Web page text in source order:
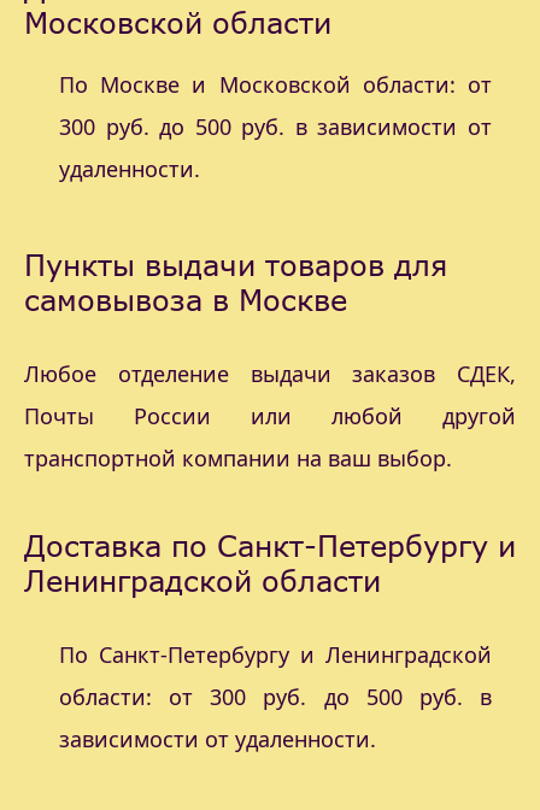
Московской области
По Москве и Московской области: от
300 руб. до 500 руб. в зависимости от
удаленности.
Пункты выдачи товаров для
самовывоза в Москве
Любое отделение выдачи заказов СДЕК,
Почты России или любой другой
транспортной компании на ваш выбор.
Доставка по Санкт-Петербургу и
Ленинградской области
По Санкт-Петербургу и Ленинградской
области: от 300 руб. до 500 руб. в
зависимости от удаленности.